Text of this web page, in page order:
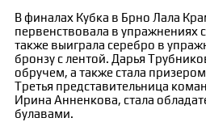
В финалах Кубка в Брно Лала
первенствовала в упражнениях
также выиграла серебро в
бронзу с лентой. Дарья
обручем, а также стала
Третья представительница
Ирина Анненкова, стала
булавами.